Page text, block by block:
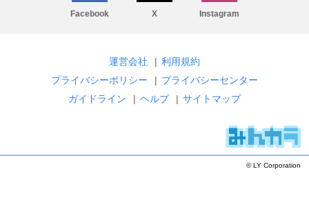
Facebook X Instagram
運営会社 | 利用規約
プライバシーポリシー
| プライバシーセンター
ガイドライン
| ヘルプ | サイトマップ
© LY Corporation